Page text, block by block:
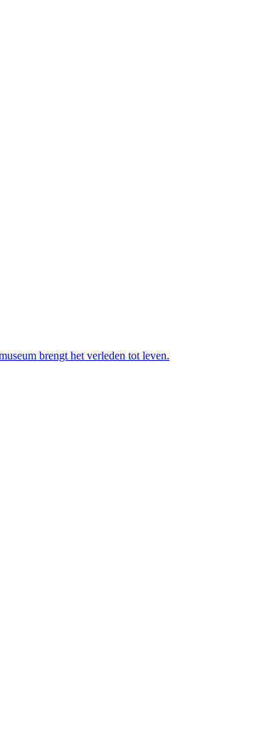
brengt het verleden tot leven.